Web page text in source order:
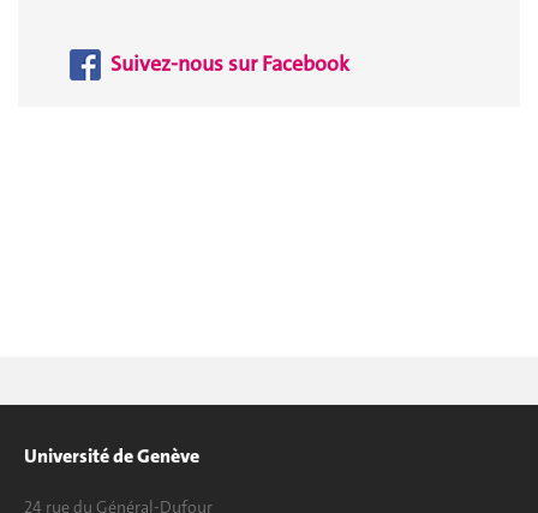
Suivez-nous sur Facebook
Université de Genève
24 rue du Général-Dufour